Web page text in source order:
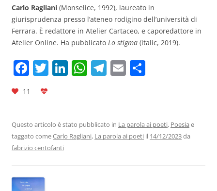
Carlo Ragliani (Monselice, 1992), laureato in
giurisprudenza presso l’ateneo rodigino dell’università di
Ferrara. È redattore in Atelier Cartaceo, e caporedattore in
Atelier Online. Ha pubblicato Lo stigma (italic, 2019).
F
b
o
k
T Li
dI
n
W
A
p
T
a
m
E
vi
di
11
Questo articolo è stato pubblicato in La parola ai poeti, Poesia e
taggato comeCarlo Ragliani, La parola ai poeti il 14/12/2023da
fabrizio centofanti